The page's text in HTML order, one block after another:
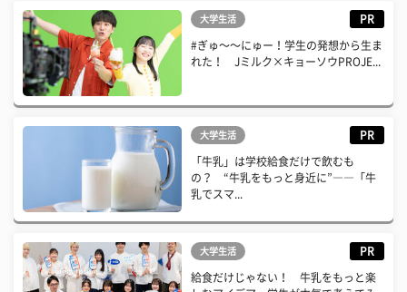
大学生活 PR
#ぎゅ〜〜にゅー！学生の発想から生ま
れた！ Jミルク×キョーソウPROJE...
大学生活 PR
「牛乳」は学校給食だけで飲むも
の？ “牛乳をもっと身近に”――「牛
乳でスマ...
大学生活 PR
給食だけじゃない！ 牛乳をもっと楽